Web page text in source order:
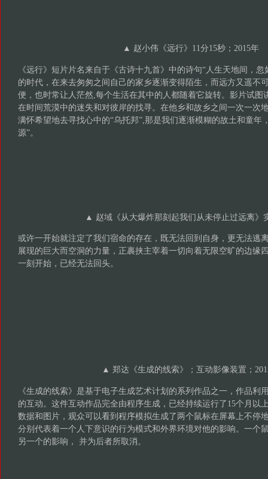
▲ 赵小伟《远行》11分15秒；2015年
《远行》短片片名来自于《古诗十九首》中的诗句“人生天地间，
的时代，在来去匆匆之间自己的家乡逐渐变得陌生，而远方又遥不
便，也时常让人茫然,每个生活在其中的人都随着它旋转。影片试图
在时间荒漠中的迷失和对彼岸的找寻。在他乡和故乡之间一次一次
满怀希望地去寻找心中的“乌托邦”,那是我们逐渐模糊的故土和童年
源”。
▲ 赵域《从大爆炸那刻起我们从未停止过远离》
或许一开始就注定了我们宿命的存在，既无法回到自身，更无法逃
展现的巨大而空洞的力量，正裹挟主宰着一切向着无限空旷的边缘
一刻开始，已经无法回头。
▲ 郑达《生成的线索》；互动影像装置；
《生成的线索》是基于电子生成艺术计划的系列作品之一，作品利
的互动。这件互动作品完全由程序生成，已经持续运行了15个月以
数据和图片，观众可以看到程序模拟生成了两个鼠标在屏幕上不停
分别代表着一个人下意识的行为模式和外界环境对他的影响。一个
另一个的影响， 并为后者所取消。